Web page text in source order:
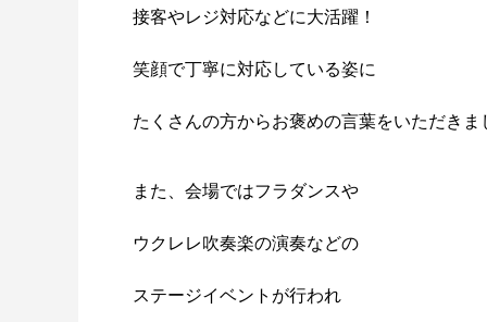
接客やレジ対応などに大活躍！
笑顔で丁寧に対応している姿に
たくさんの方からお褒めの言葉をいただきま
また、会場ではフラダンスや
ウクレレ吹奏楽の演奏などの
ステージイベントが行われ